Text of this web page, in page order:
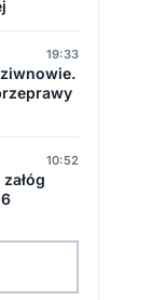
19:33
10:52